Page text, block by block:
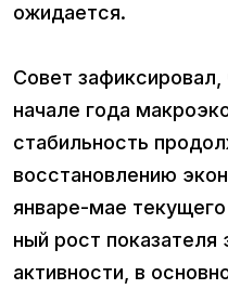
ожидается.
Совет зафиксировал,
начале года
стабильность
восстановлению
январе-мае
ный рост показателя
активности, в